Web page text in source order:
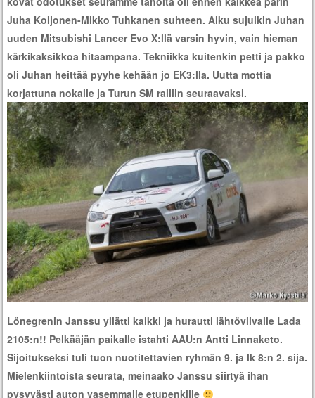
Juha Koljonen-Mikko Tuhkanen suhteen. Alku sujuikin Juhan
uuden Mitsubishi Lancer Evo X:llä varsin hyvin, vain hieman
kärkikaksikkoa hitaampana. Tekniikka kuitenkin petti ja pakko
oli Juhan heittää pyyhe kehään jo EK3:lla. Uutta mottia
korjattuna nokalle ja Turun SM ralliin seuraavaksi.
Lönegrenin Janssu yllätti kaikki ja hurautti lähtöviivalle Lada
2105:n!! Pelkääjän paikalle istahti AAU:n Antti Linnaketo.
Sijoitukseksi tuli tuon nuotitettavien ryhmän 9. ja lk 8:n 2. sija.
Mielenkiintoista seurata, meinaako Janssu siirtyä ihan
pysyvästi auton vasemmalle etupenkille